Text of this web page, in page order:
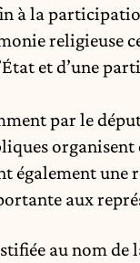
à la
religieuse
et d’une
par le
également
aux
au nom de